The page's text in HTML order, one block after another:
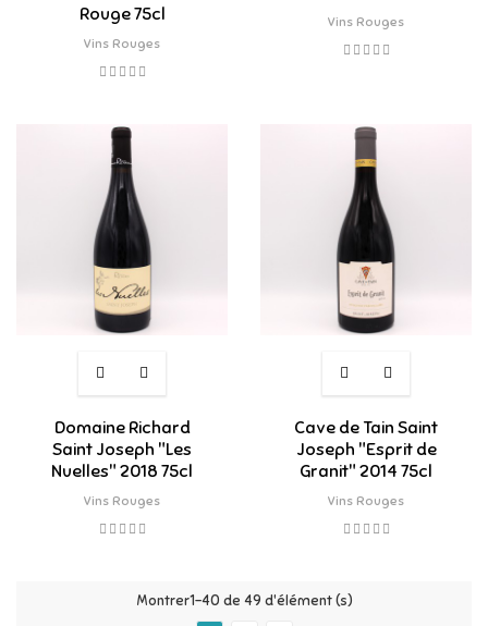
Rouge 75cl
Vins Rouges
Vins Rouges
Domaine Richard
Saint Joseph "Les
Nuelles" 2018 75cl
Vins Rouges
Cave de Tain Saint
Joseph "Esprit de
Granit" 2014 75cl
Vins Rouges
Montrer1-40 de 49 d'élément (s)